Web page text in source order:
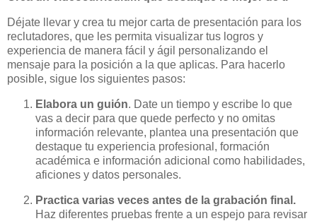
Déjate llevar y crea tu mejor carta de presentación para los
reclutadores, que les permita visualizar tus logros y
experiencia de manera fácil y ágil personalizando el
mensaje para la posición a la que aplicas. Para hacerlo
posible, sigue los siguientes pasos:
Elabora un guión. Date un tiempo y escribe lo que
vas a decir para que quede perfecto y no omitas
información relevante, plantea una presentación que
destaque tu experiencia profesional, formación
académica e información adicional como habilidades,
aficiones y datos personales.
Practica varias veces antes de la grabación final.
Haz diferentes pruebas frente a un espejo para revisar